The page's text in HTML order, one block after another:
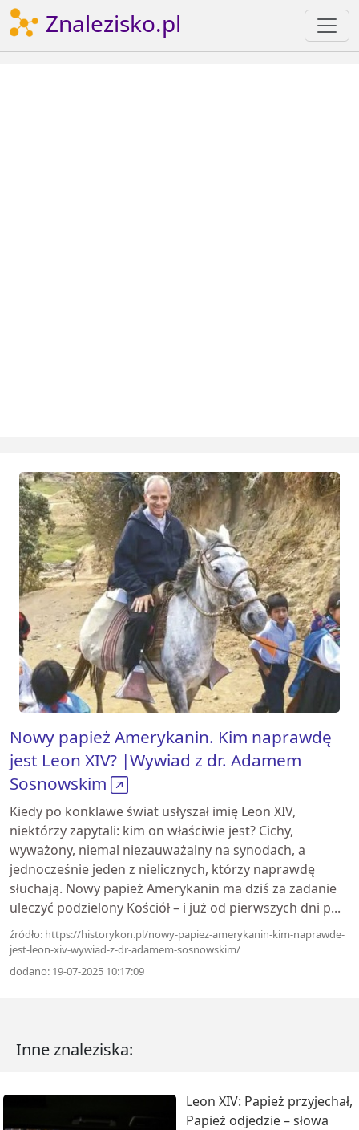
Znalezisko.pl
Nowy papież Amerykanin. Kim naprawdę
jest Leon XIV? |Wywiad z dr. Adamem
Sosnowskim
Kiedy po konklawe świat usłyszał imię Leon XIV,
niektórzy zapytali: kim on właściwie jest? Cichy,
wyważony, niemal niezauważalny na synodach, a
jednocześnie jeden z nielicznych, którzy naprawdę
słuchają. Nowy papież Amerykanin ma dziś za zadanie
uleczyć podzielony Kościół – i już od pierwszych dni p...
źródło: https://historykon.pl/nowy-papiez-amerykanin-kim-naprawde-
jest-leon-xiv-wywiad-z-dr-adamem-sosnowskim/
dodano: 19-07-2025 10:17:09
Inne znaleziska:
Leon XIV: Papież przyjechał,
Papież odjedzie – słowa